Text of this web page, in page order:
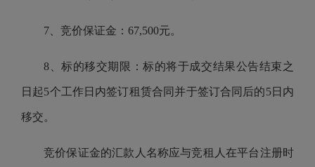
7、竞价保证金：67,500元。
8、标的移交期限：标的将于成交结果公告结束之
日起5个工作日内签订租赁合同并于签订合同后的5日内
移交。
竞价保证金的汇款人名称应与竞租人在平台注册时